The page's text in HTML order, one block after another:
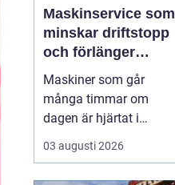
Maskinservice som
minskar driftstopp
och förlänger
livslängden
Maskiner som går
många timmar om
dagen är hjärtat i
entreprenad, skog och
lantbruk. När de stannar,
03 augusti 2026